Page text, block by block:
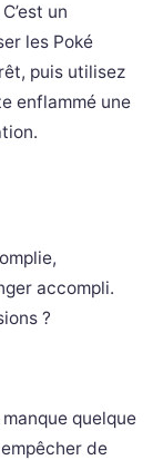
un
les Poké
puis utilisez
enflammé une
accompli.
?
quelque
de